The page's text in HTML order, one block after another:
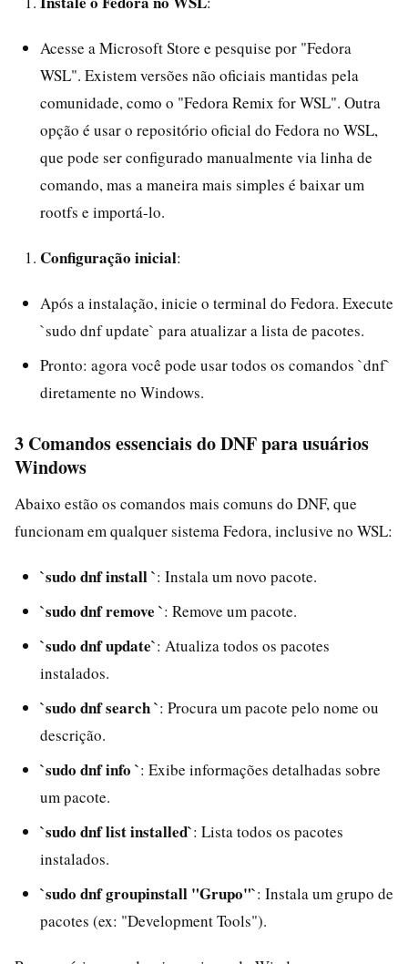
Acesse a Microsoft Store e pesquise por "Fedora
WSL". Existem versões não oficiais mantidas pela
comunidade, como o "Fedora Remix for WSL". Outra
opção é usar o repositório oficial do Fedora no WSL,
que pode ser configurado manualmente via linha de
comando, mas a maneira mais simples é baixar um
rootfs e importá-lo.
Configuração inicial:
Após a instalação, inicie o terminal do Fedora. Execute
`sudo dnf update` para atualizar a lista de pacotes.
Pronto: agora você pode usar todos os comandos `dnf`
diretamente no Windows.
3 Comandos essenciais do DNF para usuários
Windows
Abaixo estão os comandos mais comuns do DNF, que
funcionam em qualquer sistema Fedora, inclusive no WSL:
`sudo dnf install`: Instala um novo pacote.
`sudo dnf remove `: Remove um pacote.
`sudo dnf update`: Atualiza todos os pacotes
instalados.
`sudo dnf search`: Procura um pacote pelo nome ou
descrição.
`sudo dnf info `: Exibe informações detalhadas sobre
um pacote.
`sudo dnf list installed`: Lista todos os pacotes
instalados.
`sudo dnf groupinstall "Grupo"`: Instala um grupo de
pacotes (ex: "Development Tools").